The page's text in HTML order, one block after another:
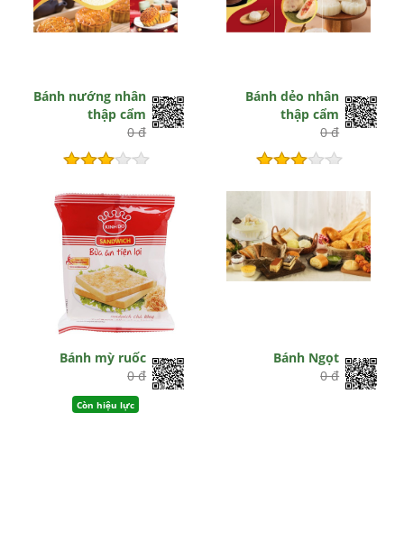
Bánh nướng nhân
thập cẩm
0 đ
Bánh dẻo nhân
thập cẩm
0 đ
Bánh mỳ ruốc
0 đ
Còn hiệu lực
Bánh Ngọt
0 đ